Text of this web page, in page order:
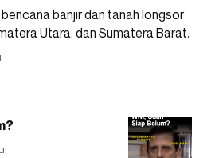
banjir dan tanah longsor
Utara, dan Sumatera Barat.